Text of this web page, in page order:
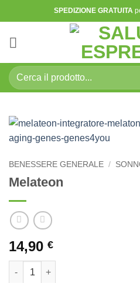
ai
contenuti
SPEDIZIONE GRATUITA
Cerca:
BENESSERE GENERALE /
Melateon
14,90 €
Melateon quantità